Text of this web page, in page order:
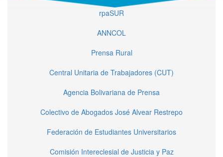
rpaSUR
ANNCOL
Prensa Rural
Central Unitaria de Trabajadores (CUT)
Agencia Bolivariana de Prensa
Colectivo de Abogados José Alvear Restrepo
Federación de Estudiantes Universitarios
Comisión Intereclesial de Justicia y Paz